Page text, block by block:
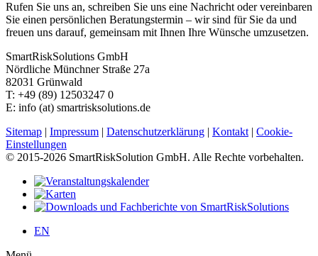
Rufen Sie uns an, schreiben Sie uns eine Nachricht oder vereinbaren
Sie einen persönlichen Beratungstermin – wir sind für Sie da und
freuen uns darauf, gemeinsam mit Ihnen Ihre Wünsche umzusetzen.
SmartRiskSolutions GmbH
Nördliche Münchner Straße 27a
82031 Grünwald
T: +49 (89) 12503247 0
E: info (at) smartrisksolutions.de
Sitemap | Impressum | Datenschutzerklärung | Kontakt | Cookie-
Einstellungen
© 2015-2026 SmartRiskSolution GmbH. Alle Rechte vorbehalten.
EN